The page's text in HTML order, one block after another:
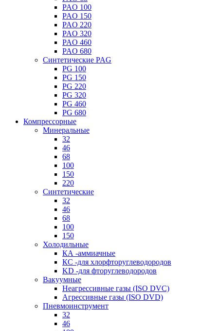
PAO 100
PAO 150
PAO 220
PAO 320
PAO 460
PAO 680
Синтетические PAG
PG 100
PG 150
PG 220
PG 320
PG 460
PG 680
Компрессорные
Минеральные
32
46
68
100
150
220
Синтетические
32
46
68
100
150
Холодильные
КА -аммиачные
КС -для хлорфторуглеводородов
KD -для фторуглеводородов
Вакуумные
Неагрессивные газы (ISO DVC)
Агрессивные газы (ISO DVD)
Пневмоинструмент
32
46